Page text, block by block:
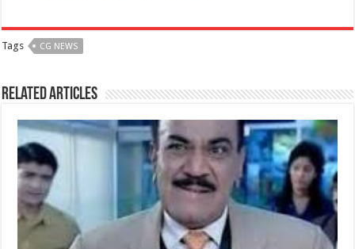
c
e
b
o
o
k
at
s
A
p
p
ss
n
g
e
itt
r
e
ra
m
ar
Tags CG NEWS
Related Articles